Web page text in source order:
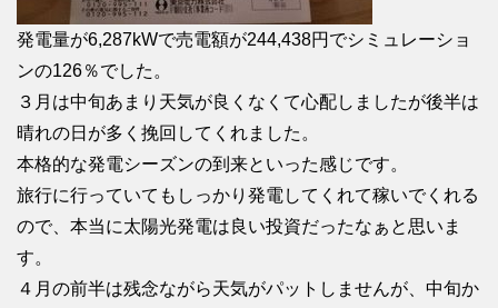
発電量が6,287kWで売電額が244,438円でシミュレーショ
ンの126％でした。
３月は中旬あまり天気が良くなくて心配しましたが後半は
晴れの日が多く挽回してくれました。
本格的な発電シーズンの到来といった感じです。
旅行に行っていてもしっかり発電してくれて稼いでくれる
ので、本当に太陽光発電は良い投資だったなぁと思いま
す。
４月の前半は残念ながら天気がパットしませんが、中旬か